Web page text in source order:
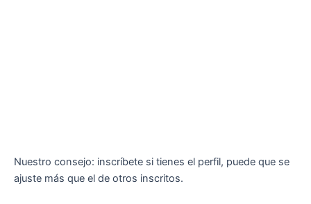
Nuestro consejo: inscríbete si tienes el perfil, puede que se
ajuste más que el de otros inscritos.